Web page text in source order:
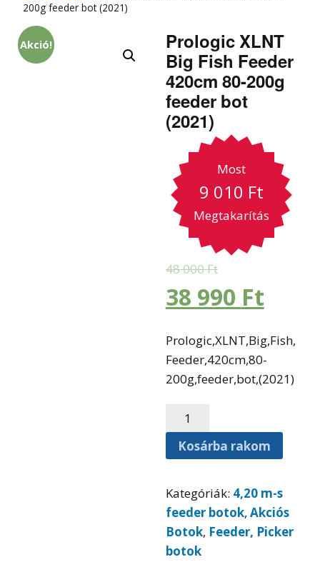
200g feeder bot (2021)
Akció!
Prologic XLNT
Big Fish Feeder
420cm 80-200g
feeder bot
(2021)
Most
9 010 Ft
Megtakarítás
48 000Ft
38 990 Ft
Prologic,XLNT,Big,Fish,
Feeder,420cm,80-
200g,feeder,bot,(2021)
Kosárba rakom
Kategóriák: 4,20 m-s
feeder botok, Akciós
Botok, Feeder, Picker
botok